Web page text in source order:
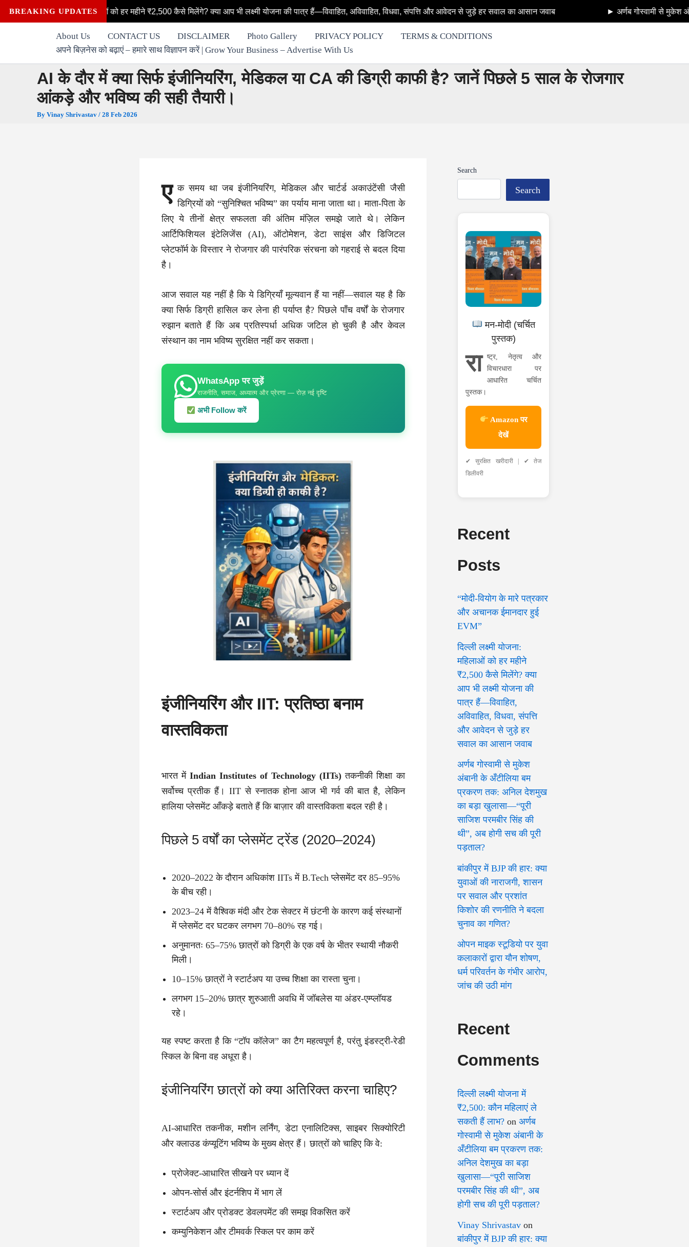
Skip
to
BREAKING UPDATES
योजना: महिलाओं को हर महीने ₹2,500 कैसे मिलेंगे? क्या आप भी लक्ष्मी योजना की पात्र हैं—विवाहित, अविवाहित, विधवा, संपत्ति और आवेदन से जुड़े हर सवाल का आसान जवाब ► अर्णब गोस्वामी से मुकेश अंबानी के अँटीलिया
About Us CONTACT US DISCLAIMER Photo Gallery PRIVACY POLICY
TERMS & CONDITIONS
अपने बिज़नेस को बढ़ाएं – हमारे साथ विज्ञापन करें | Grow Your Business – Advertise With Us
AI के दौर में क्या सिर्फ इंजीनियरिंग, मेडिकल या CA की डिग्री काफी है? जानें पिछले 5 साल के रोजगार
आंकड़े और भविष्य की सही तैयारी।
By Vinay Shrivastav / 28 Feb 2026
ए क समय था जब इंजीनियरिंग, मेडिकल और चार्टर्ड अकाउंटेंसी जैसी
डिग्रियों को “सुनिश्चित भविष्य” का पर्याय माना जाता था। माता-पिता के
लिए ये तीनों क्षेत्र सफलता की अंतिम मंज़िल समझे जाते थे। लेकिन
आर्टिफिशियल इंटेलिजेंस (AI), ऑटोमेशन, डेटा साइंस और डिजिटल
प्लेटफॉर्म के विस्तार ने रोजगार की पारंपरिक संरचना को गहराई से बदल दिया
है।
आज सवाल यह नहीं है कि ये डिग्रियाँ मूल्यवान हैं या नहीं—सवाल यह है कि
क्या सिर्फ डिग्री हासिल कर लेना ही पर्याप्त है? पिछले पाँच वर्षों के रोजगार
रुझान बताते हैं कि अब प्रतिस्पर्धा अधिक जटिल हो चुकी है और केवल
संस्थान का नाम भविष्य सुरक्षित नहीं कर सकता।
WhatsApp पर जुड़ें
राजनीति, समाज, अध्यात्म और प्रेरणा — रोज़ नई दृष्टि
अभी Follow करें
इंजीनियरिंग और IIT: प्रतिष्ठा बनाम
वास्तविकता
भारत में Indian Institutes of Technology (IITs) तकनीकी शिक्षा का
सर्वोच्च प्रतीक हैं। IIT से स्नातक होना आज भी गर्व की बात है, लेकिन
हालिया प्लेसमेंट आँकड़े बताते हैं कि बाज़ार की वास्तविकता बदल रही है।
पिछले 5 वर्षों का प्लेसमेंट ट्रेंड (2020–2024)
2020–2022 के दौरान अधिकांश IITs में B.Tech प्लेसमेंट दर 85–95%
के बीच रही।
2023–24 में वैश्विक मंदी और टेक सेक्टर में छंटनी के कारण कई संस्थानों
में प्लेसमेंट दर घटकर लगभग 70–80% रह गई।
अनुमानतः 65–75% छात्रों को डिग्री के एक वर्ष के भीतर स्थायी नौकरी
मिली।
10–15% छात्रों ने स्टार्टअप या उच्च शिक्षा का रास्ता चुना।
लगभग 15–20% छात्र शुरुआती अवधि में जॉबलेस या अंडर-एम्प्लॉयड
रहे।
यह स्पष्ट करता है कि “टॉप कॉलेज” का टैग महत्वपूर्ण है, परंतु इंडस्ट्री-रेडी
स्किल के बिना वह अधूरा है।
इंजीनियरिंग छात्रों को क्या अतिरिक्त करना चाहिए?
AI-आधारित तकनीक, मशीन लर्निंग, डेटा एनालिटिक्स, साइबर सिक्योरिटी
और क्लाउड कंप्यूटिंग भविष्य के मुख्य क्षेत्र हैं। छात्रों को चाहिए कि वे:
प्रोजेक्ट-आधारित सीखने पर ध्यान दें
ओपन-सोर्स और इंटर्नशिप में भाग लें
स्टार्टअप और प्रोडक्ट डेवलपमेंट की समझ विकसित करें
कम्युनिकेशन और टीमवर्क स्किल पर काम करें
Search
Search
मन-मोदी (चर्चित
पुस्तक)
रा
ष्ट्र, नेतृत्व और
विचारधारा पर
आधारित चर्चित
पुस्तक।
Amazon पर
देखें
✔ सुरक्षित खरीदारी | ✔ तेज
डिलीवरी
Recent
Posts
“मोदी-वियोग के मारे पत्रकार
और अचानक ईमानदार हुई
EVM”
दिल्ली लक्ष्मी योजना:
महिलाओं को हर महीने
₹2,500 कैसे मिलेंगे? क्या
आप भी लक्ष्मी योजना की
पात्र हैं—विवाहित,
अविवाहित, विधवा, संपत्ति
और आवेदन से जुड़े हर
सवाल का आसान जवाब
अर्णब गोस्वामी से मुकेश
अंबानी के अँटीलिया बम
प्रकरण तक: अनिल देशमुख
का बड़ा खुलासा—“पूरी
साजिश परमबीर सिंह की
थी”, अब होगी सच की पूरी
पड़ताल?
बांकीपुर में BJP की हार: क्या
युवाओं की नाराजगी, शासन
पर सवाल और प्रशांत
किशोर की रणनीति ने बदला
चुनाव का गणित?
ओपन माइक स्टूडियो पर युवा
कलाकारों द्वारा यौन शोषण,
धर्म परिवर्तन के गंभीर आरोप,
जांच की उठी मांग
Recent
Comments
दिल्ली लक्ष्मी योजना में
₹2,500: कौन महिलाएं ले
सकती हैं लाभ? on अर्णब
गोस्वामी से मुकेश अंबानी के
अँटीलिया बम प्रकरण तक:
अनिल देशमुख का बड़ा
खुलासा—“पूरी साजिश
परमबीर सिंह की थी”, अब
होगी सच की पूरी पड़ताल?
Vinay Shrivastav on
बांकीपुर में BJP की हार: क्या